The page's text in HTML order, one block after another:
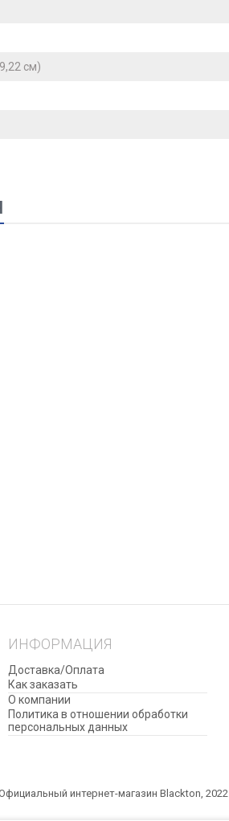
см)
ИНФОРМАЦИЯ
Доставка/Оплата
Как заказать
О компании
Политика в отношении обработки
персональных данных
интернет-магазин Blackton, 2022